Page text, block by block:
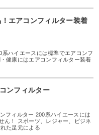
エアコンフィルター装着
ハイエースには標準でエアコンフ
健康にはエアコンフィルター装着
ンフィルター
フィルター 200系ハイエースには
ん！ スポーツ、レジャー、ビジネ
た足元による